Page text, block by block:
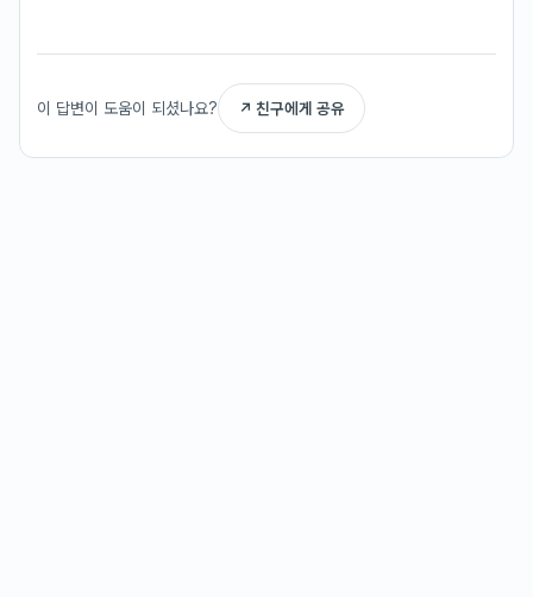
이 답변이 도움이 되셨나요? ↗ 친구에게 공유